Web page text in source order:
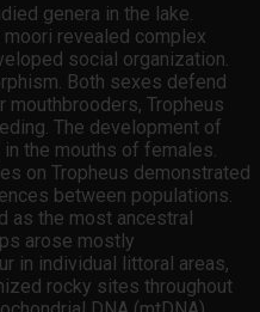
genera in the lake.
revealed complex
social organization.
Both sexes defend
mouthbrooders, Tropheus
The development of
the mouths of females.
on Tropheus demonstrated
between populations.
as the most ancestral
arose mostly
in individual littoral areas,
rocky sites throughout